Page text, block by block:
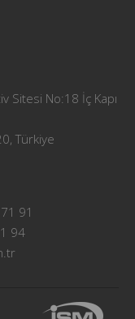
Sitesi No:18 İç Kapı
Türkiye
91
94